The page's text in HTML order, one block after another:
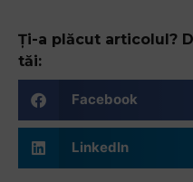
Ți-a plăcut articolul?
tăi:
Facebook
LinkedIn